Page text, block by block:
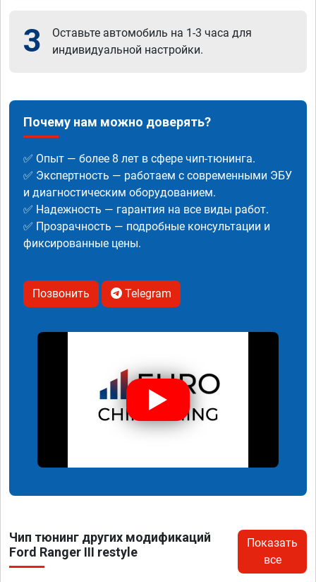
3
Оставьте автомобиль на 1-3 часа для
индивидуальной настройки.
Почему нам можно доверять?
✅ Опыт — более 8 лет в сфере чип-тюнинга.
✅ Экспертность — работаем с современными ЭБУ
и диагностическим оборудованием.
✅ Надежность — гарантия на все виды работ.
✅ Прозрачность — подробные консультации и
фиксированные цены.
Позвонить Telegram
Чип тюнинг других модификаций
Ford Ranger III restyle
Показать
все